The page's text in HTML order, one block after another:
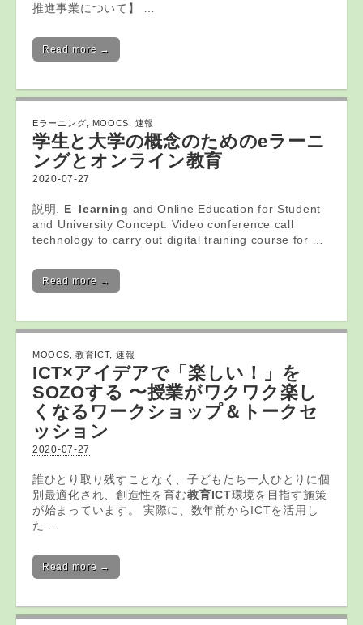
推進事業について】 …
Read more →
Eラーニング MOOCS 速報
学生と大学の概念のためのeラーニ
ングとオンライン教育
2020-07-27
説明. E–learning and Online Education for Student
and University Concept. Video conference call
technology to carry out digital training course for …
Read more →
MOOCS 教育ICT, 速報
ICT×アイデアで「楽しい！」を
SOZOする 〜授業がワクワク楽し
くなるワークショップ＆トークセ
ッション
2020-07-27
誰ひとり取り残すことなく、子どもたち一人ひとりに個
別最適化され、創造性を育む教育ICT環境を目指す施策
が始まっています。 実際に、数年前からICTを活用し
た …
Read more →